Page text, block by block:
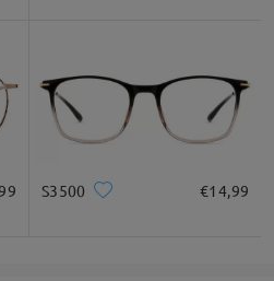
del prodotto
S3500 €14,99